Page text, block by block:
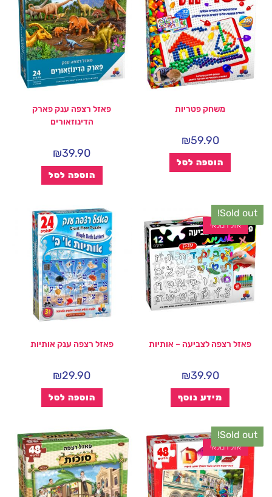
משחק פטריות
₪59.90
הוספה לסל
פאזל רצפה ענק פארק
הדינוזאורים
₪39.90
הוספה לסל
Sold out!
אזל המלאי
פאזל רצפה לצביעה – אותיות
₪39.90
מידע נוסף
פאזל רצפה ענק אותיות
₪29.90
הוספה לסל
Sold out!
אזל המלאי